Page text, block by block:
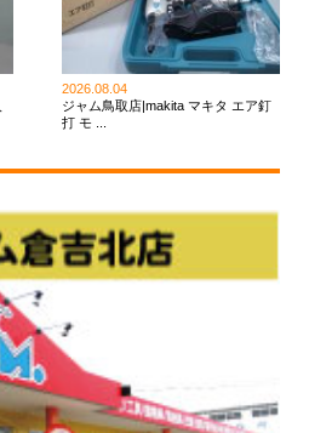
2026.08.04
ジャム鳥取店|makita マキタ エア釘
打 モ ...